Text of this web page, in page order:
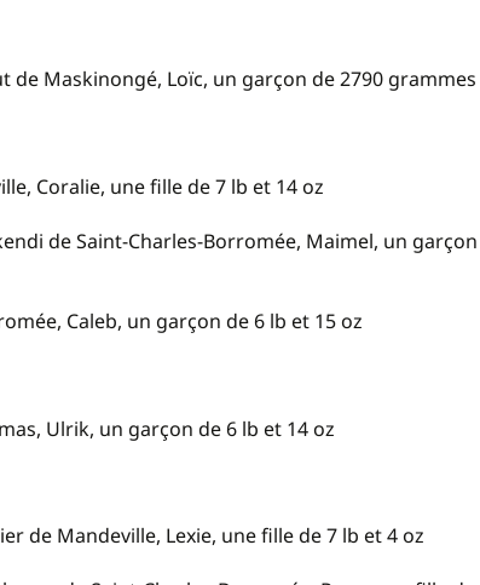
de Maskinongé, Loïc, un garçon de 2790 grammes
Coralie, une fille de 7 lb et 14 oz
de Saint-Charles-Borromée, Maimel, un garçon
Caleb, un garçon de 6 lb et 15 oz
Ulrik, un garçon de 6 lb et 14 oz
de Mandeville, Lexie, une fille de 7 lb et 4 oz